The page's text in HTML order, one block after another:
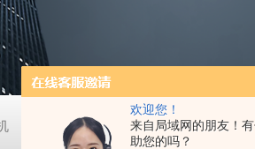
欢迎您！
来自局域网的朋友！
助您的吗？
日本大塚otsuka MINUK 3D显微镜